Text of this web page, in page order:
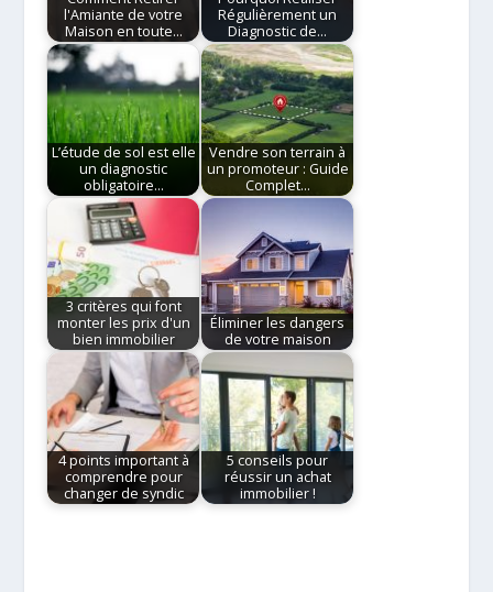
l'Amiante de votre
Maison en toute…
Régulièrement un
Diagnostic de…
L’étude de sol est elle
un diagnostic
obligatoire…
Vendre son terrain à
un promoteur : Guide
Complet…
3 critères qui font
monter les prix d'un
bien immobilier
Éliminer les dangers
de votre maison
4 points important à
comprendre pour
changer de syndic
5 conseils pour
réussir un achat
immobilier !